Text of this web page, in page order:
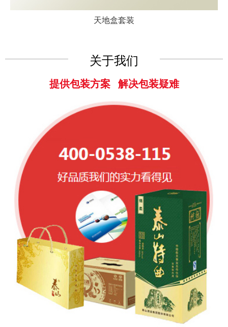
天地盒套装
关于我们
提供包装方案 解决包装疑难